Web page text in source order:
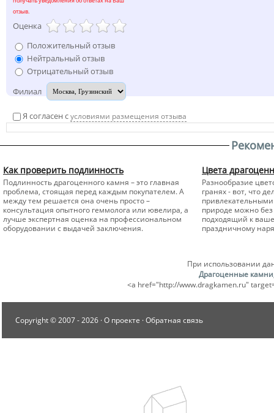
отзыв.
Оценка
Положительный отзыв
Нейтральный отзыв
Отрицательный отзыв
Филиал
Я согласен сусловиями размещения отзыва
Как проверить подлинность
Подлинность драгоценного камня – это главная
проблема, стоящая перед каждым покупателем. А
между тем решается она очень просто –
консультация опытного геммолога или ювелира, а
лучше экспертная оценка на профессиональном
оборудовании с выдачей заключения.
Цвета
Разнообразие
гранях - вот, что
природе можно
подходящий к
праздничному
При использовании
Драгоценные
<a href="http://www.dragkamen.ru"
Copyright © 2007 -2026 ·О проекте ·Обратная связь